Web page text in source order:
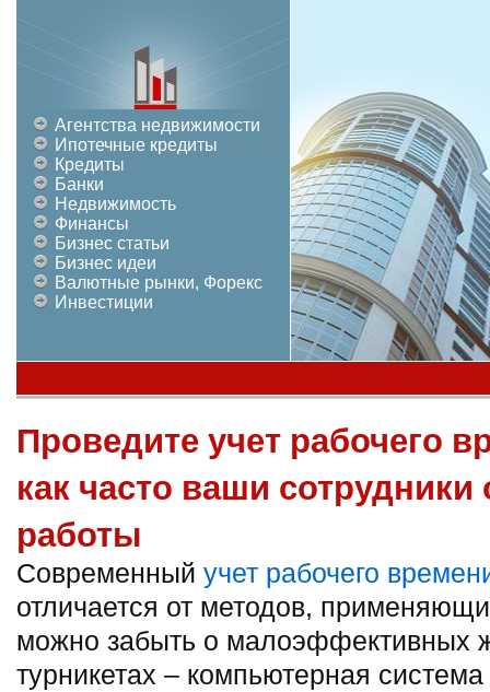
Агентства недвижимости
Ипотечные кредиты
Кредиты
Банки
Недвижимость
Финансы
Бизнес статьи
Бизнес идеи
Валютные рынки, Форекс
Инвестиции
Проведите учет рабочего
как часто ваши сотрудники
работы
Современный учет рабочего
отличается от методов,
можно забыть о малоэффективных
турникетах – компьютерная